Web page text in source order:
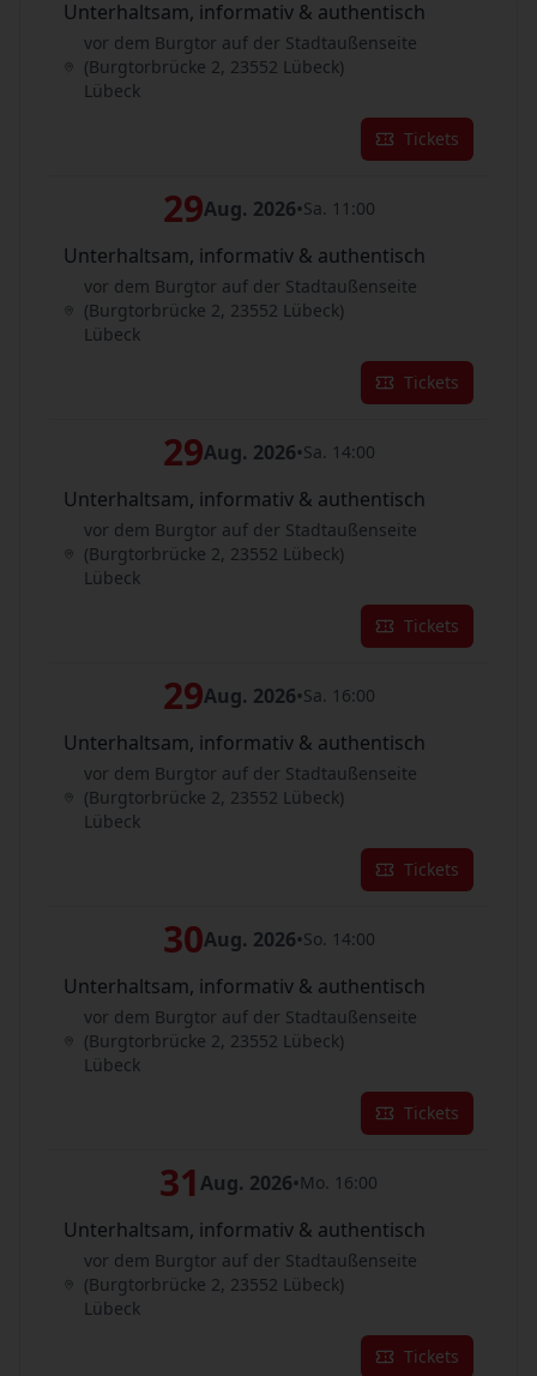
Unterhaltsam, informativ & authentisch
vor dem Burgtor auf der Stadtaußenseite
(Burgtorbrücke 2, 23552 Lübeck)
Lübeck
Tickets
29Aug. 2026•Sa. 11:00
Unterhaltsam, informativ & authentisch
vor dem Burgtor auf der Stadtaußenseite
(Burgtorbrücke 2, 23552 Lübeck)
Lübeck
Tickets
29Aug. 2026•Sa. 14:00
Unterhaltsam, informativ & authentisch
vor dem Burgtor auf der Stadtaußenseite
(Burgtorbrücke 2, 23552 Lübeck)
Lübeck
Tickets
29Aug. 2026•Sa. 16:00
Unterhaltsam, informativ & authentisch
vor dem Burgtor auf der Stadtaußenseite
(Burgtorbrücke 2, 23552 Lübeck)
Lübeck
Tickets
30Aug. 2026•So. 14:00
Unterhaltsam, informativ & authentisch
vor dem Burgtor auf der Stadtaußenseite
(Burgtorbrücke 2, 23552 Lübeck)
Lübeck
Tickets
31 Aug. 2026•Mo. 16:00
Unterhaltsam, informativ & authentisch
vor dem Burgtor auf der Stadtaußenseite
(Burgtorbrücke 2, 23552 Lübeck)
Lübeck
Tickets